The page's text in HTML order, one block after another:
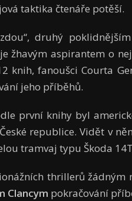
taktika čtenáře potěší.
druhý
žhavým aspirantem o
knih, fanoušci Courta
jeho příběhů.
první knihy byl
republice. Vidět v
tramvaj typu Škoda
thrillerů žádným
Clancym pokračování